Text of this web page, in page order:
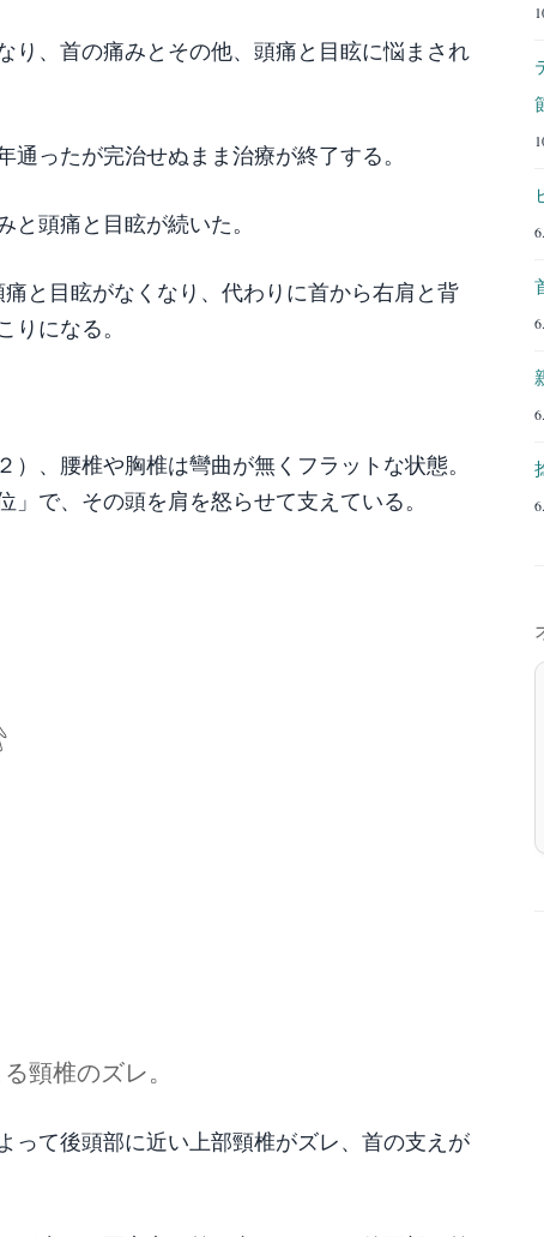
り、首の痛みとその他、頭痛と目眩に悩まされ
ったが完治せぬまま治療が終了する。
頭痛と目眩が続いた。
と目眩がなくなり、代わりに首から右肩と背
になる。
、腰椎や胸椎は彎曲が無くフラットな状態。
で、その頭を肩を怒らせて支えている。
頸椎のズレ。
って後頭部に近い上部頸椎がズレ、首の支えが